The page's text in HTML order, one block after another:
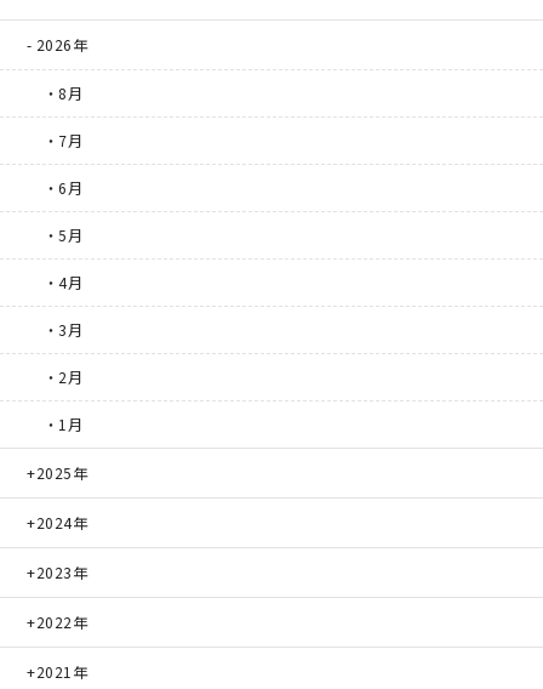
2026年
・8月
・7月
・6月
・5月
・4月
・3月
・2月
・1月
2025年
2024年
2023年
2022年
2021年